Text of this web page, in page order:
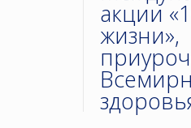
акции
жизни»,